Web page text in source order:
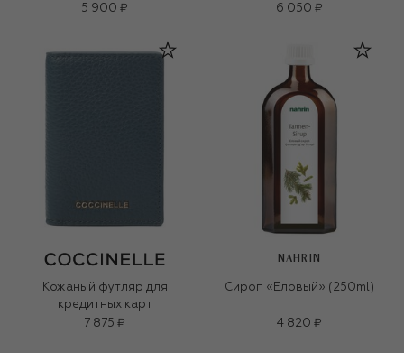
(250ml+15g)
5 900 ₽ 6 050 ₽
Кожаный футляр для
кредитных карт
7 875 ₽
NAHRIN
Сироп «Еловый» (250ml)
4 820 ₽